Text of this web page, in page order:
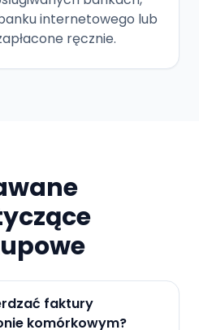
internetowego lub
ręcznie.
faktury
komórkowym?